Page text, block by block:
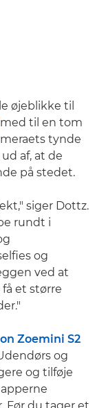
øjeblikke til
med til en tom
tynde
af, at de
på stedet.
siger Dottz.
rundt i
og
ved at
et større
Zoemini S2
og
og tilføje
Før du tager et